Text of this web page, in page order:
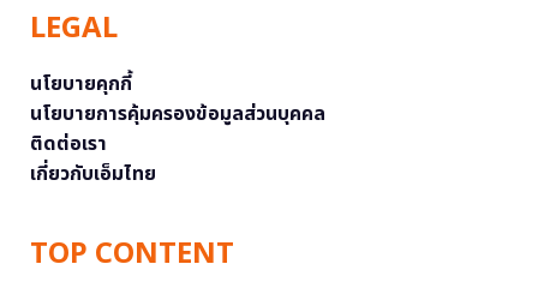
LEGAL
นโยบายคุกกี้
นโยบายการคุ้มครองข้อมูลส่วนบุคคล
ติดต่อเรา
เกี่ยวกับเอ็มไทย
TOP CONTENT